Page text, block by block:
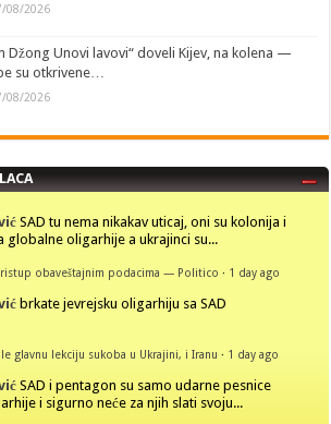
08/2026
Džong Unovi lavovi“ doveli Kijev, na kolena —
su otkrivene…
08/2026
SAD tu nema nikakav uticaj, oni su kolonija i
globalne oligarhije a ukrajinci su...
obaveštajnim podacima — Politico · 1 day ago
brkate jevrejsku oligarhiju sa SAD
glavnu lekciju sukoba u Ukrajini, i Iranu · 1 day ago
SAD i pentagon su samo udarne pesnice
i sigurno neće za njih slati svoju...